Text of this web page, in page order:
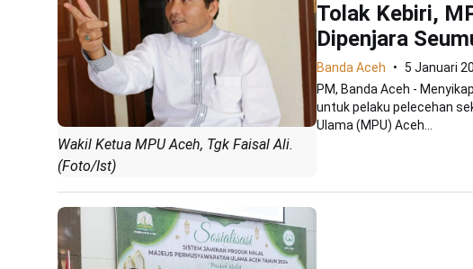
Wakil Ketua MPU Aceh, Tgk Faisal Ali.
(Foto/Ist)
Tolak Kebiri,
Dipenjara
Banda Aceh
5 Januari
PM, Banda Aceh -
untuk pelaku pelecehan
Ulama (MPU) Aceh...